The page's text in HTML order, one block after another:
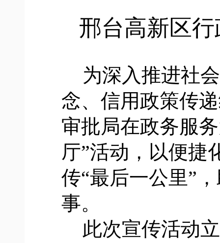
邢台高新区
为深入推进社
念、信用政策传
审批局在政务服
厅”活动，以便捷
传“最后一公里”
事。
此次宣传活动